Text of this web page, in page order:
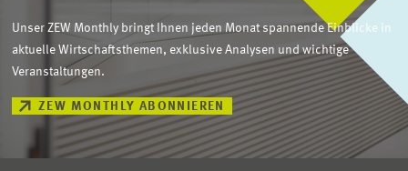
Unser ZEW Monthly bringt Ihnen jeden Monat spannende Einblicke in
aktuelle Wirtschaftsthemen, exklusive Analysen und wichtige
Veranstaltungen.
ZEW MONTHLY ABONNIEREN